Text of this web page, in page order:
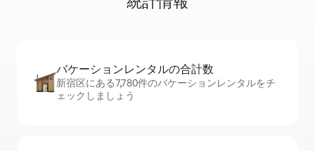
バケーションレ⁠ン⁠タ⁠ル⁠の合⁠計⁠数
新宿区にある7,780件のバケーションレンタルをチ
ェックしましょう